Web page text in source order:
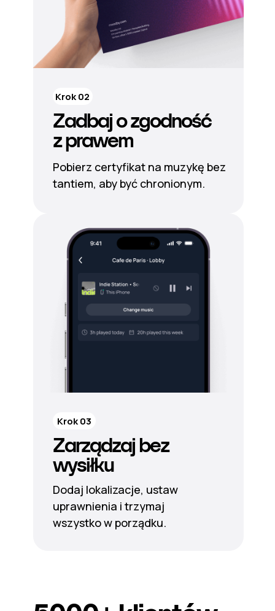
Zadbaj o zgodność
z prawem
Pobierz certyfikat na muzykę bez
tantiem, aby być chronionym.
Krok 02
Zarządzaj bez
wysiłku
Dodaj lokalizacje, ustaw
uprawnienia i trzymaj
wszystko w porządku.
Krok 03